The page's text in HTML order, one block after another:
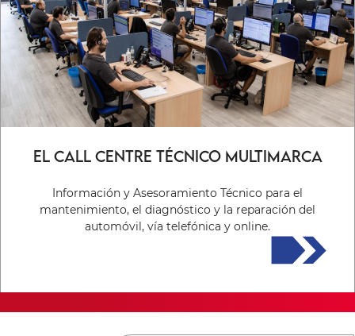
El call centre técnico multimarca
Información y Asesoramiento Técnico para el
mantenimiento, el diagnóstico y la reparación del
automóvil, vía telefónica y online.